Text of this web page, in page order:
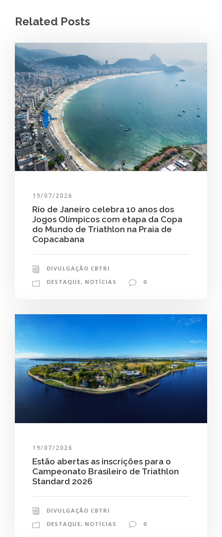
Related Posts
19/07/2026
Rio de Janeiro celebra 10 anos dos
Jogos Olímpicos com etapa da Copa
do Mundo de Triathlon na Praia de
Copacabana
DIVULGAÇÃO CBTRI
DESTAQUE, NOTÍCIAS 0
19/07/2026
Estão abertas as inscrições para o
Campeonato Brasileiro de Triathlon
Standard 2026
DIVULGAÇÃO CBTRI
DESTAQUE, NOTÍCIAS 0